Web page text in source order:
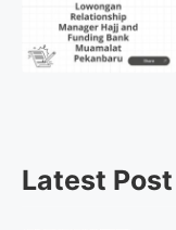
Latest Post